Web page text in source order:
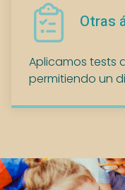
Otras
Aplicamos tests
permitiendo un